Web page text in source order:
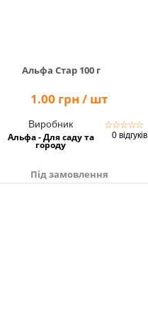
Альфа Стар 100 г
1.00 грн / шт
Виробник
Альфа - Для саду та
городу
☆☆☆☆☆
0 відгуків
Під замовлення